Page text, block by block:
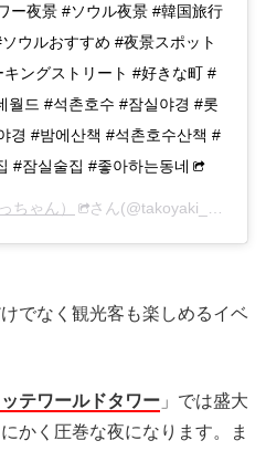
ー夜景 #ソウル夜景 #韓国旅行
ウルおすすめ #夜景スポット
ングストリート #好きな町 #
월드 #석촌호수 #잠실야경 #롯
경 #밤에산책 #석촌호수산책 #
#잠실술집 #좋아하는동네
ちゃん） さん(@takoyaki_hotchan)がシェアした投稿 –
でなく観光客も楽しめるイベ
ッテワールドタワー 」では盛大
かく圧巻な夜になります。ま